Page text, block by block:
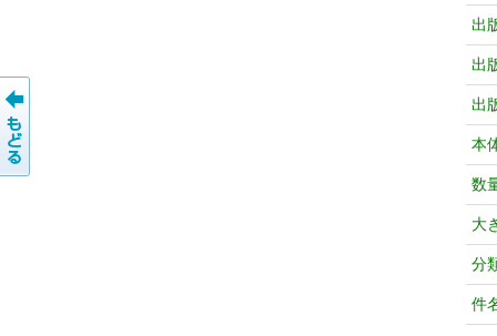
出
出
出
本
数
大
分
件